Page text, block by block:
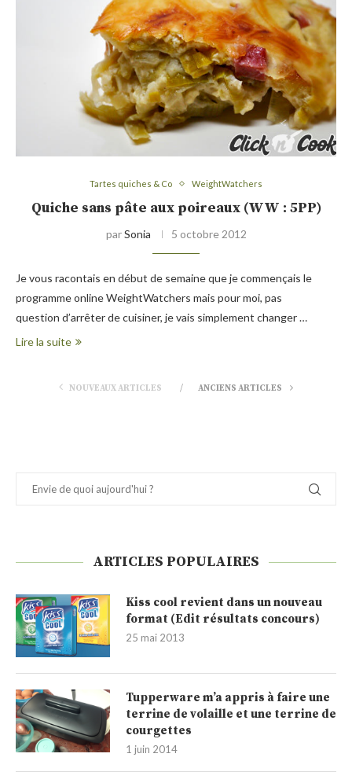
Tartes quiches & Co WeightWatchers
Quiche sans pâte aux poireaux (WW : 5PP)
parSonia 5 octobre 2012
Je vous racontais en début de semaine que je commençais le
programme online WeightWatchers mais pour moi, pas
question d’arrêter de cuisiner, je vais simplement changer …
Lire la suite
NOUVEAUX ARTICLES ANCIENS ARTICLES
ARTICLES POPULAIRES
Kiss cool revient dans un nouveau
format (Edit résultats concours)
25 mai 2013
Tupperware m’a appris à faire une
terrine de volaille et une terrine de
courgettes
1 juin 2014